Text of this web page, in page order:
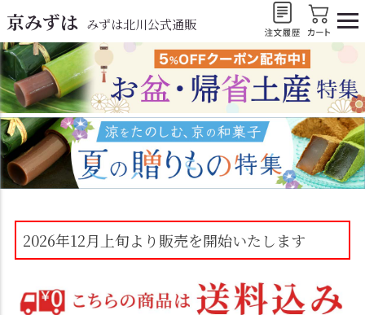
京みずは みずは北川公式通販
2026年12月上旬より販売を開始いたします